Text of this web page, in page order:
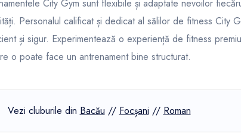
City Gym sunt flexibile și adaptate nevoilor
Personalul calificat și dedicat al sălilor de fitness City
și sigur. Experimentează o experiență de fitness
o poate face un antrenament bine structurat.
Vezi cluburile din Bacău // Focșani // Roman